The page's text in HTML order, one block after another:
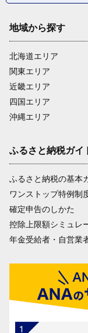
地域から探す
北海道エリア
関東エリア
近畿エリア
四国エリア
沖縄エリア
ふるさと納税ガイ
ふるさと納税の基本
ワンストップ特例制
確定申告のしかた
控除上限額シミュレ
年金受給者・自営業